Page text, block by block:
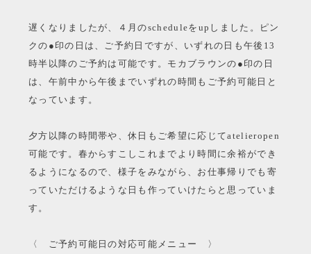
遅くなりましたが、４月のscheduleをupしました。ピン
クの●印の日は、ご予約日ですが、いずれの日も午後13
時半以降のご予約は可能です。モカブラウンの●印の日
は、午前中から午後までいずれの時間もご予約可能日と
なっています。
夕方以降の時間帯や、休日もご希望に応じてatelieropen
可能です。春からすこしこれまでより時間に余裕ができ
るようになるので、様子をみながら、お仕事帰りでも寄
っていただけるような日も作っていけたらと思っていま
す。
〈 ご予約可能日の対応可能メニュー 〉